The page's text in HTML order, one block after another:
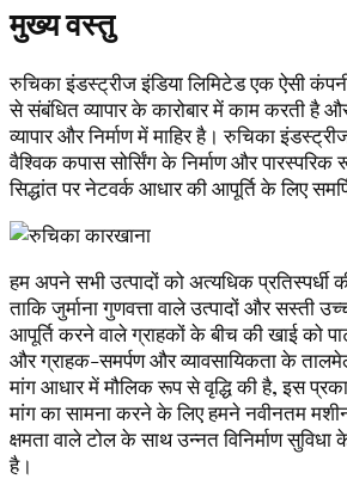
मुख्य वस्तु
रुचिका इंडस्ट्रीज इंडिया लिमिटेड एक ऐसी
से संबंधित व्यापार के कारोबार में काम करती है
व्यापार और निर्माण में माहिर है। रुचिका
वैश्विक कपास सोर्सिंग के निर्माण और
सिद्धांत पर नेटवर्क आधार की आपूर्ति के लिए
हम अपने सभी उत्पादों को अत्यधिक प्रतिस्पर्धी
ताकि जुर्माना गुणवत्ता वाले उत्पादों और सस्ती
आपूर्ति करने वाले ग्राहकों के बीच की खाई को
और ग्राहक-समर्पण और व्यावसायिकता के
मांग आधार में मौलिक रूप से वृद्धि की है, इस
मांग का सामना करने के लिए हमने नवीनतम
क्षमता वाले टोल के साथ उन्नत विनिर्माण
है।